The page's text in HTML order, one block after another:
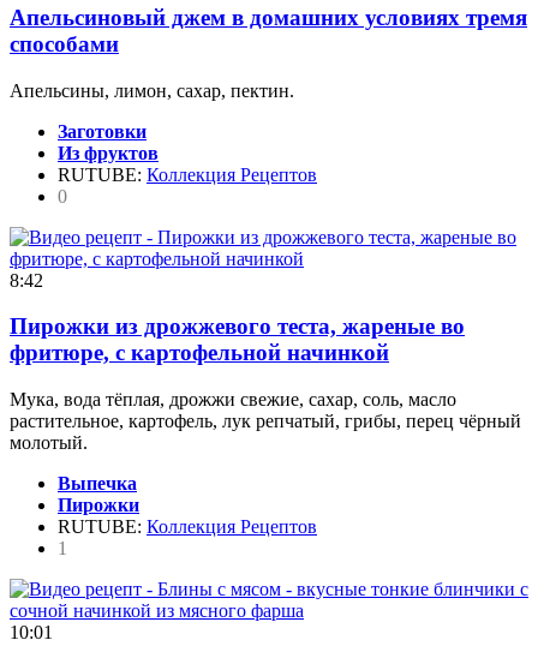
Апельсиновый джем в домашних условиях тремя
способами
Апельсины, лимон, сахар, пектин.
Заготовки
Из фруктов
RUTUBE: Коллекция Рецептов
0
8:42
Пирожки из дрожжевого теста, жареные во
фритюре, с картофельной начинкой
Мука, вода тёплая, дрожжи свежие, сахар, соль, масло
растительное, картофель, лук репчатый, грибы, перец чёрный
молотый.
Выпечка
Пирожки
RUTUBE: Коллекция Рецептов
1
10:01